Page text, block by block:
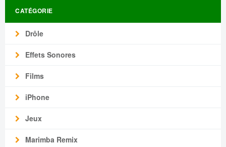
CATÉGORIE
Drôle
Effets Sonores
Films
iPhone
Jeux
Marimba Remix